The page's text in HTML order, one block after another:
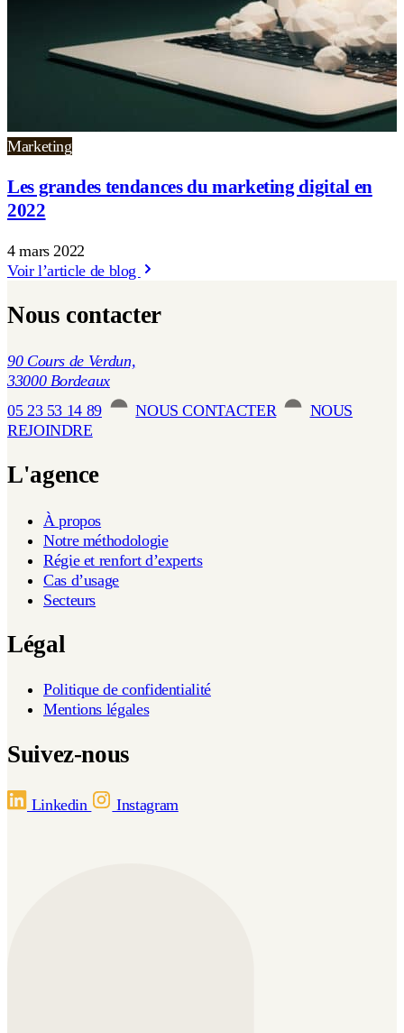
Marketing
Les grandes tendances du marketing digital en
2022
4 mars 2022
Voir l’article de blog
Nous contacter
90 Cours de Verdun,
33000 Bordeaux
05 23 53 14 89
NOUS CONTACTER
NOUS
REJOINDRE
L'agence
À propos
Notre méthodologie
Régie et renfort d’experts
Cas d’usage
Secteurs
Légal
Politique de confidentialité
Mentions légales
Suivez-nous
Linkedin Instagram